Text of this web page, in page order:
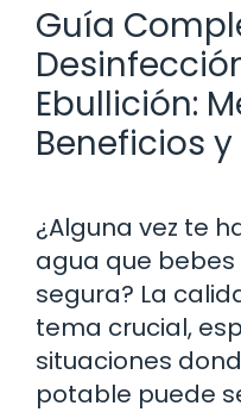
Guía
Ebullición:
Beneficios
¿Alguna vez te
agua que
segura? La
tema crucial,
situaciones
potable puede